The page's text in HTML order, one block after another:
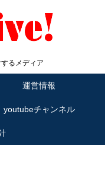
るメディア
運営情報
youtubeチャンネル